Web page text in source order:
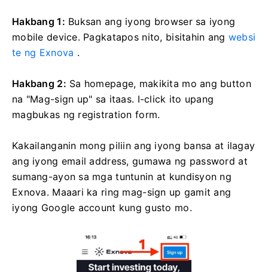
Hakbang 1: Buksan ang iyong browser sa iyong
mobile device. Pagkatapos nito, bisitahin ang websi
te ng Exnova .
Hakbang 2: Sa homepage, makikita mo ang button
na "Mag-sign up" sa itaas. I-click ito upang
magbukas ng registration form.
Kakailanganin mong piliin ang iyong bansa at ilagay
ang iyong email address, gumawa ng password at
sumang-ayon sa mga tuntunin at kundisyon ng
Exnova. Maaari ka ring mag-sign up gamit ang
iyong Google account kung gusto mo.